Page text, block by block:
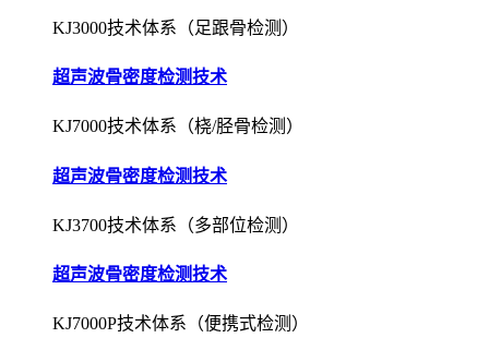
KJ3000技术体系（足跟骨检测）
超声波骨密度检测技术
KJ7000技术体系（桡/胫骨检测）
超声波骨密度检测技术
KJ3700技术体系（多部位检测）
超声波骨密度检测技术
KJ7000P技术体系（便携式检测）